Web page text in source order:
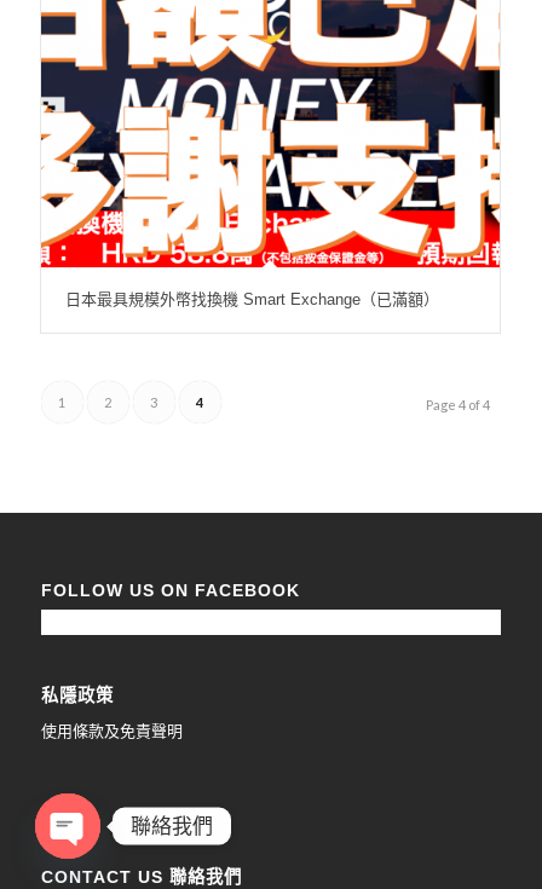
日本最具規模外幣找換機 Smart Exchange（已滿額）
Page 4 of 4
1 2 3 4
FOLLOW US ON FACEBOOK
私隱政策
使用條款及免責聲明
CONTACT US 聯絡我們
聯絡我們
Open
chaty